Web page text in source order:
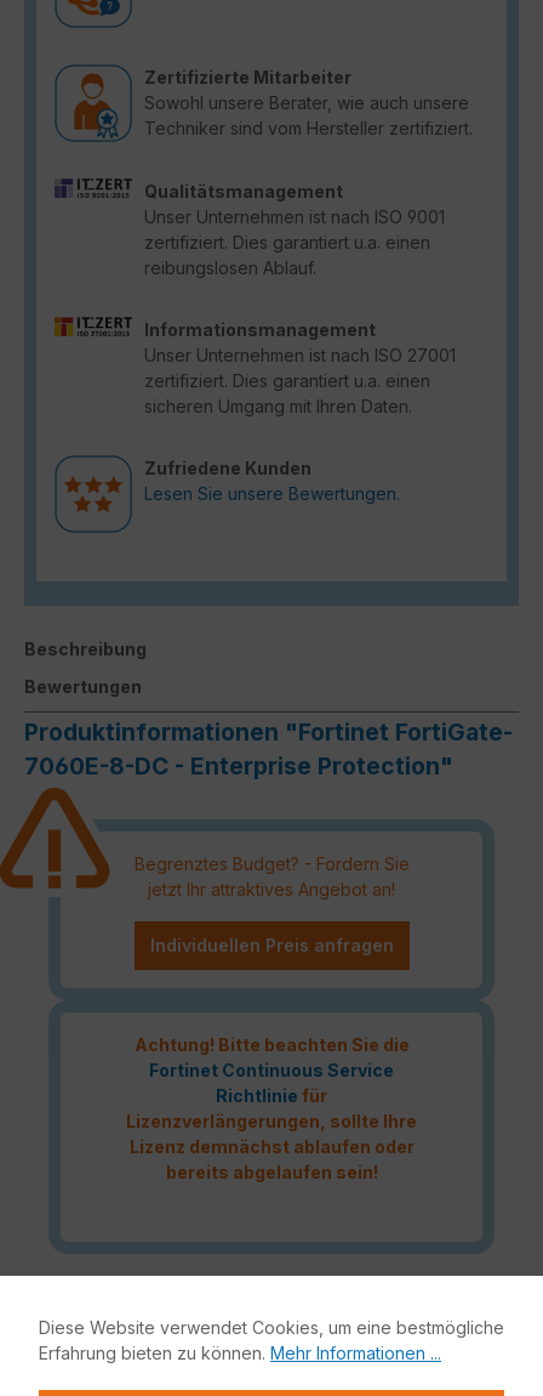
Zertifizierte Mitarbeiter
Sowohl unsere Berater, wie auch unsere
Techniker sind vom Hersteller zertifiziert.
Qualitätsmanagement
Unser Unternehmen ist nach ISO 9001
zertifiziert. Dies garantiert u.a. einen
reibungslosen Ablauf.
Informationsmanagement
Unser Unternehmen ist nach ISO 27001
zertifiziert. Dies garantiert u.a. einen
sicheren Umgang mit Ihren Daten.
Zufriedene Kunden
Lesen Sie unsere Bewertungen.
Beschreibung
Bewertungen
Produktinformationen "Fortinet FortiGate-
7060E-8-DC - Enterprise Protection"
Begrenztes Budget? - Fordern Sie
jetzt Ihr attraktives Angebot an!
Individuellen Preis anfragen
Achtung! Bitte beachten Sie die
Fortinet Continuous Service
Richtlinie für
Lizenzverlängerungen, sollte Ihre
Lizenz demnächst ablaufen oder
bereits abgelaufen sein!
höchste Netzwerksicherheit für Ihre IT-Infrastruktur.
Bestandteile dieses Bundles sind neben der Fortinet
Hardware-Appliance auch FortiCare, FortiGuard,
Diese Website verwendet Cookies, um eine bestmögliche
Erfahrung bieten zu können. Mehr Informationen ...